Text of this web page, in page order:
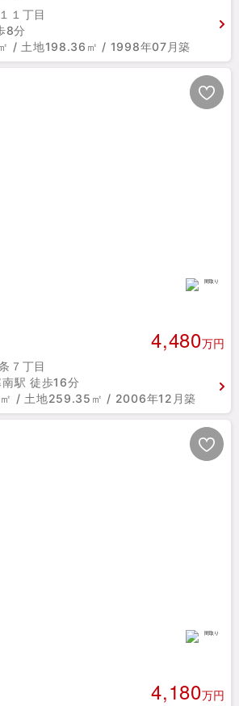
１丁目
8分
/ 土地198.36㎡ / 1998年07月築
4,480万円
７丁目
駅 徒歩16分
/ 土地259.35㎡ / 2006年12月築
4,180万円